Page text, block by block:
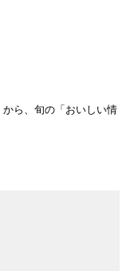
ら、旬の「おいしい情